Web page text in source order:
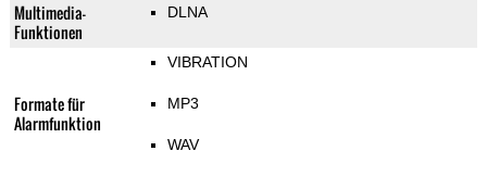
Multimedia-
Funktionen
DLNA
Formate für
Alarmfunktion
VIBRATION
MP3
WAV